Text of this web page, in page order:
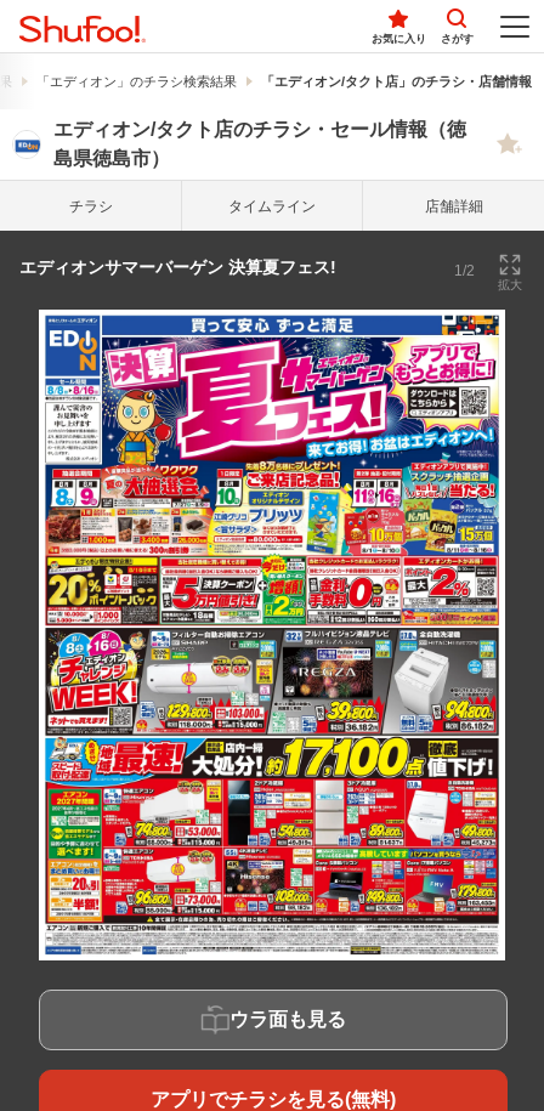
お気に入り さがす
「エディオン」のチラシ検索結果 「エディオン/タクト店」のチラシ・店舗情報
エディオン/タクト店のチラシ・セール情報（徳
島県徳島市）
チラシ タイム ライン 店舗詳細
エディオンサマーバーゲン 決算夏フェス! 1/2
拡大
ウラ面も見る
アプリでチラシを見る(無料)